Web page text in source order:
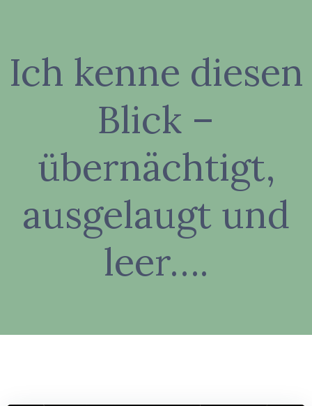
Ich kenne diesen
Blick –
übernächtigt,
ausgelaugt und
leer….